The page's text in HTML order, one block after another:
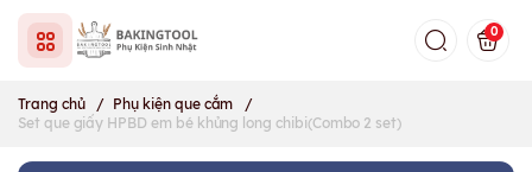
0
Trang chủ / Phụ kiện que cắm
/
Set que giấy HPBD em bé khủng long chibi(Combo 2 set)